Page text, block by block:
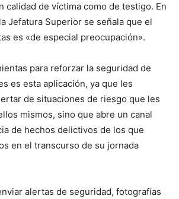
calidad de víctima como de testigo. En
Jefatura Superior se señala que el
es «de especial preocupación».
para reforzar la seguridad de
es esta aplicación, ya que les
de situaciones de riesgo que les
mismos, sino que abre un canal
de hechos delictivos de los que
en el transcurso de su jornada
alertas de seguridad, fotografías